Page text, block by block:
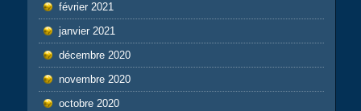
février 2021
janvier 2021
décembre 2020
novembre 2020
octobre 2020